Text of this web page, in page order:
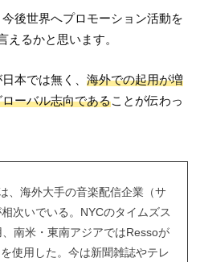
後世界へプロモーション活動を
えるかと思います。
本では無く、海外での起用が増
ーバル志向であることが伝わっ
、海外大手の音楽配信企業（サ
次いでいる。NYCのタイムズス
南米・東南アジアではRessoが
使用した。今は新聞雑誌やテレ